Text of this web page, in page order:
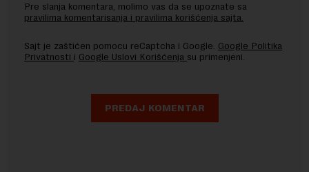
Pre slanja komentara, molimo vas da se upoznate sa
pravilima komentarisanja i pravilima korišćenja sajta.
Sajt je zaštićen pomocu reCaptcha i Google. Google Politika
Privatnosti i Google Uslovi Korišćenja su primenjeni.